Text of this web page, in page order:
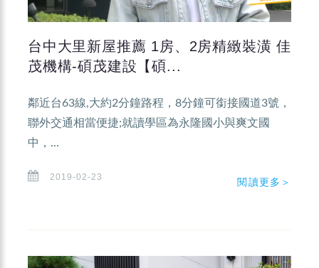
台中大里新屋推薦 1房、2房精緻裝潢 佳
茂機構-碩茂建設【碩...
鄰近台63線,大約2分鐘路程，8分鐘可銜接國道3號，
聯外交通相當便捷;就讀學區為永隆國小與爽文國
中，...
2019-02-23 閱讀更多＞